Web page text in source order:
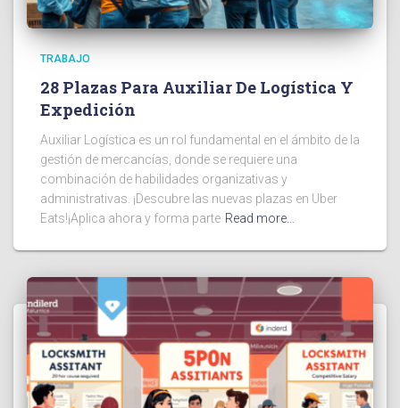
TRABAJO
28 Plazas Para Auxiliar De Logística Y
Expedición
Auxiliar Logística es un rol fundamental en el ámbito de la
gestión de mercancías, donde se requiere una
combinación de habilidades organizativas y
administrativas. ¡Descubre las nuevas plazas en Uber
Eats!¡Aplica ahora y forma parte Read more…